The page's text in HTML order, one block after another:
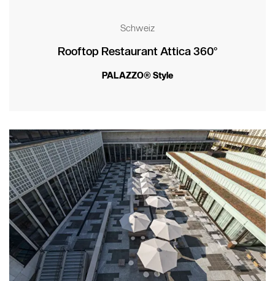
Zubehör Contract Book
Seitenmastschirme VITA® Collection
Werte & Kultur Marken & Patente
Schweiz
Rooftop Restaurant Attica 360°
PALAZZO® Style